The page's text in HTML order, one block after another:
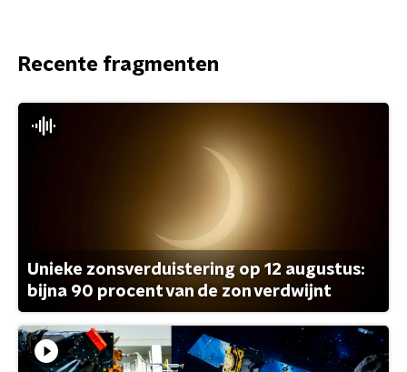
Recente fragmenten
Unieke zonsverduistering op 12 augustus:
bijna 90 procent van de zon verdwijnt